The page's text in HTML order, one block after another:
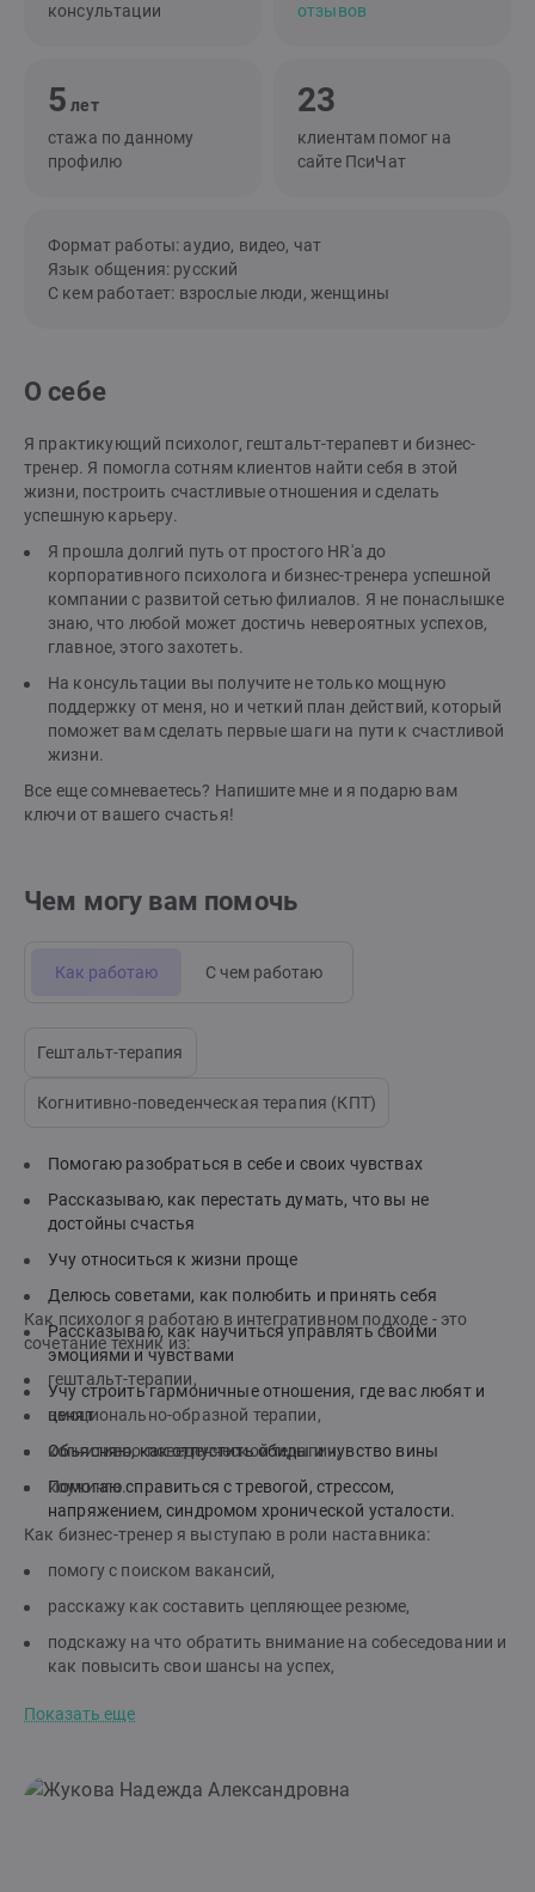
консультации
отзывов
5 лет
стажа по данному
профилю
23
клиентам помог на
сайте ПсиЧат
Формат работы: аудио, видео, чат
Язык общения: русский
С кем работает: взрослые люди, женщины
О себе
Я практикующий психолог, гештальт-терапевт и бизнес-
тренер. Я помогла сотням клиентов найти себя в этой
жизни, построить счастливые отношения и сделать
успешную карьеру.
Я прошла долгий путь от простого HR'a до
корпоративного психолога и бизнес-тренера успешной
компании с развитой сетью филиалов. Я не понаслышке
знаю, что любой может достичь невероятных успехов,
главное, этого захотеть.
На консультации вы получите не только мощную
поддержку от меня, но и четкий план действий, который
поможет вам сделать первые шаги на пути к счастливой
жизни.
Все еще сомневаетесь? Напишите мне и я подарю вам
ключи от вашего счастья!
Чем могу вам помочь
Как работаю С чем работаю
Гештальт-терапия
Когнитивно-поведенческая терапия (КПТ)
Помогаю разобраться в себе и своих чувствах
Рассказываю, как перестать думать, что вы не
достойны счастья
Учу относиться к жизни проще
Делюсь советами, как полюбить и принять себя
Рассказываю, как научиться управлять своими
эмоциями и чувствами
Учу строить гармоничные отношения, где вас любят и
ценят
Объясняю, как отпустить обиды и чувство вины
Помогаю справиться с тревогой, стрессом,
напряжением, синдромом хронической усталости.
Как психолог я работаю в интегративном подходе - это
сочетание техник из:
гештальт-терапии,
эмоционально-образной терапии,
когнитивно-поведенческой терапии,
коучинга.
Как бизнес-тренер я выступаю в роли наставника:
помогу с поиском вакансий,
расскажу как составить цепляющее резюме,
подскажу на что обратить внимание на собеседовании и
как повысить свои шансы на успех,
работу вашей мечты.
Показать еще